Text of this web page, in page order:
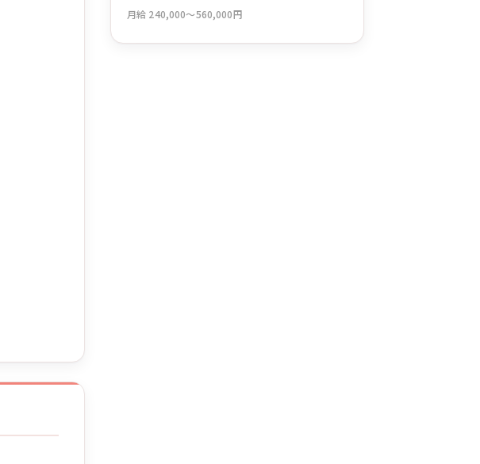
月給 240,000〜560,000円